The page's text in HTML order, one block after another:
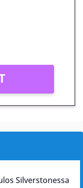
Silverstonessa